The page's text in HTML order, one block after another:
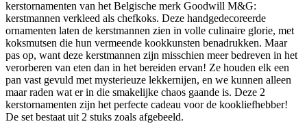
kerstornamenten van het Belgische merk Goodwill M&G:
kerstmannen verkleed als chefkoks. Deze handgedecoreerde
ornamenten laten de kerstmannen zien in volle culinaire glorie, met
koksmutsen die hun vermeende kookkunsten benadrukken. Maar
pas op, want deze kerstmannen zijn misschien meer bedreven in het
verorberen van eten dan in het bereiden ervan! Ze houden elk een
pan vast gevuld met mysterieuze lekkernijen, en we kunnen alleen
maar raden wat er in die smakelijke chaos gaande is. Deze 2
kerstornamenten zijn het perfecte cadeau voor de kookliefhebber!
De set bestaat uit 2 stuks zoals afgebeeld.